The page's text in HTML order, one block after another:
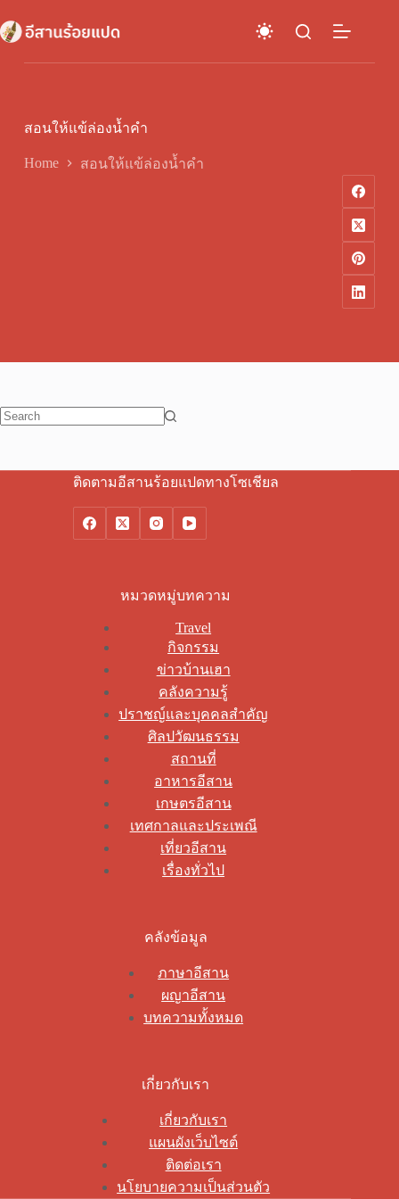
to
content
สอนให้แข้ล่องน้ำคำ
Home สอนให้แข้ล่องน้ำคำ
ติดตามอีสานร้อยแปดทางโซเชียล
หมวดหมู่บทความ
Travel
กิจกรรม
ข่าวบ้านเฮา
คลังความรู้
ปราชญ์และบุคคลสำคัญ
ศิลปวัฒนธรรม
สถานที่
อาหารอีสาน
เกษตรอีสาน
เทศกาลและประเพณี
เที่ยวอีสาน
เรื่องทั่วไป
คลังข้อมูล
ภาษาอีสาน
ผญาอีสาน
บทความทั้งหมด
เกี่ยวกับเรา
เกี่ยวกับเรา
แผนผังเว็บไซต์
ติดต่อเรา
นโยบายความเป็นส่วนตัว